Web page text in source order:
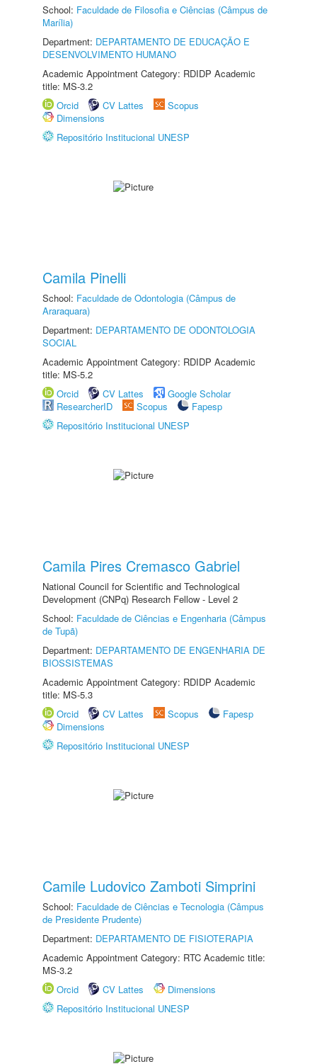
School: Faculdade de Filosofia e Ciências (Câmpus de
Marília)
Department: DEPARTAMENTO DE EDUCAÇÃO E
DESENVOLVIMENTO HUMANO
Academic Appointment Category: RDIDP Academic
title: MS-3.2
Orcid
CV Lattes
Scopus
Dimensions
Repositório Institucional UNESP
Camila Pinelli
School: Faculdade de Odontologia (Câmpus de
Araraquara)
Department: DEPARTAMENTO DE ODONTOLOGIA
SOCIAL
Academic Appointment Category: RDIDP Academic
title: MS-5.2
Orcid
CV Lattes
Google Scholar
ResearcherID
Scopus
Fapesp
Repositório Institucional UNESP
Camila Pires Cremasco Gabriel
National Council for Scientific and Technological
Development (CNPq) Research Fellow - Level 2
School: Faculdade de Ciências e Engenharia (Câmpus
de Tupã)
Department: DEPARTAMENTO DE ENGENHARIA DE
BIOSSISTEMAS
Academic Appointment Category: RDIDP Academic
title: MS-5.3
Orcid
CV Lattes Scopus
Fapesp
Dimensions
Repositório Institucional UNESP
Camile Ludovico Zamboti Simprini
School: Faculdade de Ciências e Tecnologia (Câmpus
de Presidente Prudente)
Department: DEPARTAMENTO DE FISIOTERAPIA
Academic Appointment Category: RTC Academic title:
MS-3.2
Orcid
CV Lattes
Dimensions
Repositório Institucional UNESP